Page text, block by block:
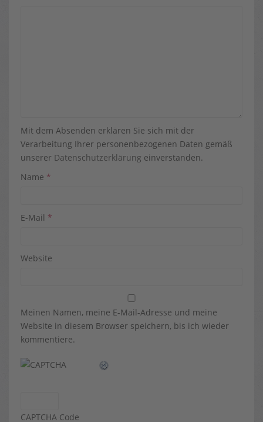
Mit dem Absenden erklären Sie sich mit der
Verarbeitung Ihrer personenbezogenen Daten gemäß
unserer Datenschutzerklärung einverstanden.
Name *
E-Mail *
Website
Meinen Namen, meine E-Mail-Adresse und meine
Website in diesem Browser speichern, bis ich wieder
kommentiere.
CAPTCHA Code